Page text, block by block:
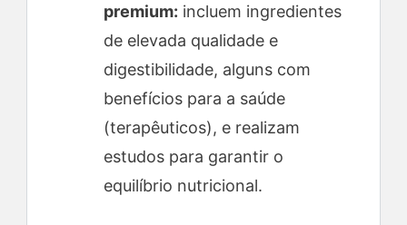
premium: incluem ingredientes
de elevada qualidade e
digestibilidade, alguns com
benefícios para a saúde
(terapêuticos), e realizam
estudos para garantir o
equilíbrio nutricional.